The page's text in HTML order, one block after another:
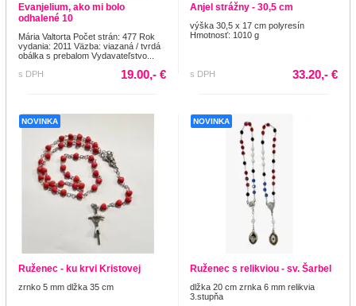
Evanjelium, ako mi bolo
odhalené 10
Mária Valtorta Počet strán: 477 Rok
vydania: 2011 Väzba: viazaná / tvrdá
obálka s prebalom Vydavateľstvo...
s DPH
19.00,- €
Anjel strážny - 30,5 cm
výška 30,5 x 17 cm polyresín
Hmotnosť: 1010 g
s DPH 33.20,- €
NOVINKA
Ruženec - ku krvi Kristovej
zrnko 5 mm dlžka 35 cm
NOVINKA
Ruženec s relikviou - sv. Šarbel
dlžka 20 cm zrnka 6 mm relikvia
3.stupňa